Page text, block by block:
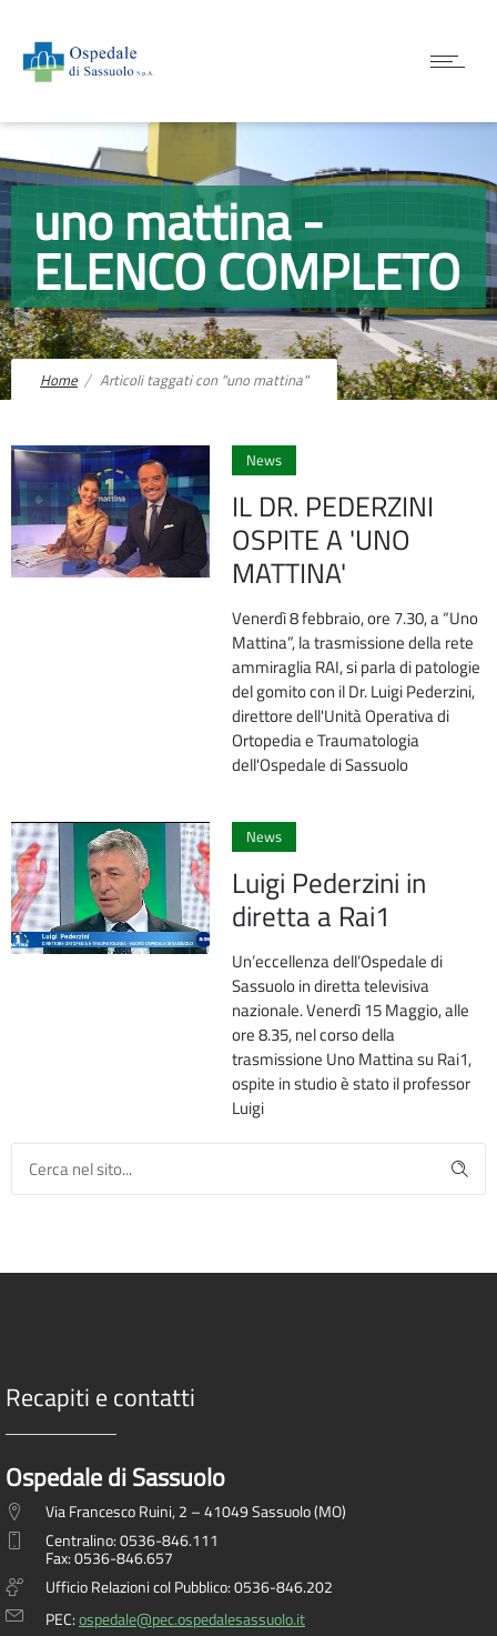
uno mattina -
ELENCO COMPLETO
Home Articoli taggati con "uno mattina"
News
IL DR. PEDERZINI
OSPITE A 'UNO
MATTINA'
Venerdì 8 febbraio, ore 7.30, a “Uno
Mattina”, la trasmissione della rete
ammiraglia RAI, si parla di patologie
del gomito con il Dr. Luigi Pederzini,
direttore dell'Unità Operativa di
Ortopedia e Traumatologia
dell'Ospedale di Sassuolo
News
Luigi Pederzini in
diretta a Rai1
Un’eccellenza dell’Ospedale di
Sassuolo in diretta televisiva
nazionale. Venerdì 15 Maggio, alle
ore 8.35, nel corso della
trasmissione Uno Mattina su Rai1,
ospite in studio è stato il professor
Luigi
Recapiti e contatti
Ospedale di Sassuolo
Via Francesco Ruini, 2 – 41049 Sassuolo (MO)
Centralino: 0536-846.111
Fax: 0536-846.657
Ufficio Relazioni col Pubblico: 0536-846.202
PEC:ospedale@pec.ospedalesassuolo.it